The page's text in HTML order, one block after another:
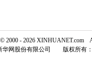
2000 - 2026 XINHUANET.com
华网股份有限公司 版权所有：